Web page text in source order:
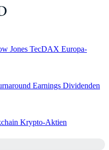
Jones TecDAX Europa-
Earnings Dividenden
Krypto-Aktien